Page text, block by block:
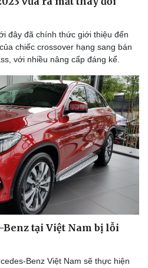
đây đã chính thức giới thiệu đến
chiếc crossover hạng sang bán
với nhiều nâng cấp đáng kể.
Benz tại Việt Nam bị lỗi
Benz Việt Nam sẽ thực hiện